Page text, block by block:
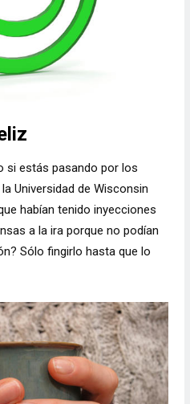
si estás pasando por los
Universidad de Wisconsin
habían tenido inyecciones
a la ira porque no podían
Sólo fingirlo hasta que lo